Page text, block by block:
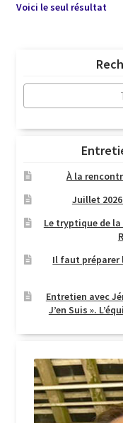
Voici le seul résultat
À la
Juillet
Le tryptique de
Il faut préparer
Entretien avec
J’en Suis ».